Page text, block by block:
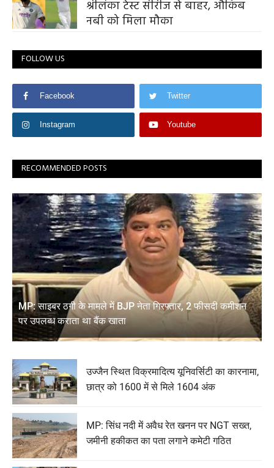
श्रीलंका टेस्ट सीरीज से बाहर, औकिब
नबी को मिला मौका
FOLLOW US
Facebook Twitter
Instagram Youtube
RECOMMENDED POSTS
MP: साइबर ठगी के मामले में BJP नेता गिरफ्तार, 2 फीसदी कमीशन
पर उपलब्ध कराता था बैंक खाता
उज्जैन स्थित विक्रमादित्य यूनिवर्सिटी का कारनामा,
छात्र को 1600 में से मिले 1604 अंक
MP: सिंध नदी में अवैध रेत खनन पर NGT सख्त,
जमीनी हकीकत का पता लगाने कमेटी गठित